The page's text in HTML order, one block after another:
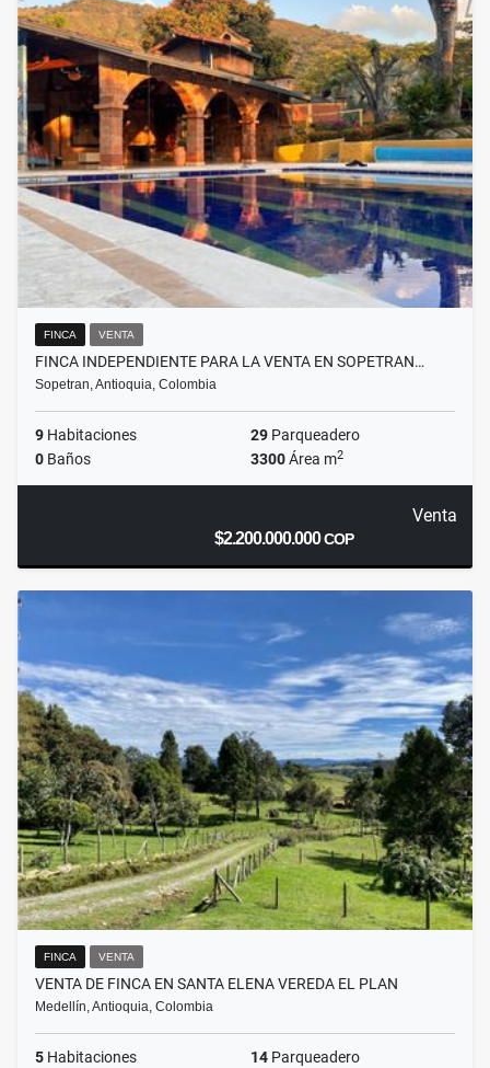
FINCA VENTA
FINCA INDEPENDIENTE PARA LA VENTA EN SOPETRAN…
Sopetran, Antioquia, Colombia
9 Habitaciones 29 Parqueadero
0 Baños 3300Área m2
Venta
$2.200.000.000COP
FINCA VENTA
VENTA DE FINCA EN SANTA ELENA VEREDA EL PLAN
Medellín, Antioquia, Colombia
5 Habitaciones 14 Parqueadero